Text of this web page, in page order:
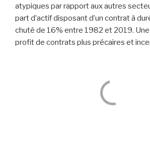
atypiques par rapport aux autres
part d’actif disposant d’un contrat à
chuté de 16% entre 1982 et 2019.
profit de contrats plus précaires et